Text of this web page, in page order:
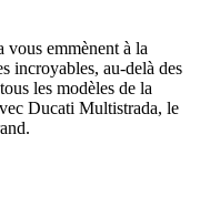
emmènent à la
incroyables, au-delà des
les modèles de la
Ducati Multistrada, le